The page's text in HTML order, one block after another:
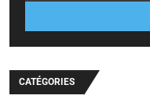
CATÉGORIES